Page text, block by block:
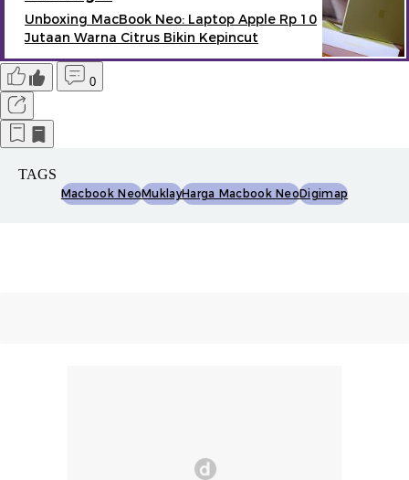
Unboxing MacBook Neo: Laptop Apple Rp 10
Jutaan Warna Citrus Bikin Kepincut
0
TAGS
Macbook NeoMuklayHarga Macbook NeoDigimap